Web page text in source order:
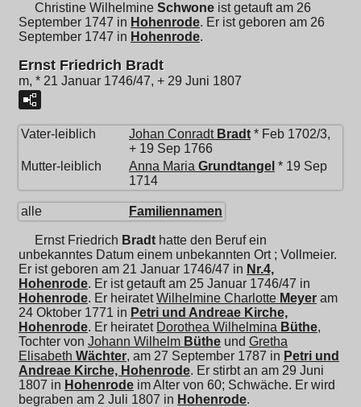
Christine Wilhelmine Schwone ist getauft am 26
September 1747 in Hohenrode. Er ist geboren am 26
September 1747 in Hohenrode.
Ernst Friedrich Bradt
m, * 21 Januar 1746/47, + 29 Juni 1807
Vater-leiblich Johan Conradt Bradt * Feb 1702/3,
+ 19 Sep 1766
Mutter-leiblich
Anna Maria Grundtangel * 19 Sep
1714
alle Familiennamen
Ernst Friedrich Bradt hatte den Beruf ein
unbekanntes Datum einem unbekannten Ort ; Vollmeier.
Er ist geboren am 21 Januar 1746/47 in Nr.4,
Hohenrode. Er ist getauft am 25 Januar 1746/47 in
Hohenrode. Er heiratetWilhelmine Charlotte Meyer am
24 Oktober 1771 in Petri und Andreae Kirche,
Hohenrode. Er heiratet Dorothea Wilhelmina Büthe,
Tochter von Johann Wilhelm Büthe und Gretha
Elisabeth Wächter, am 27 September 1787 in Petri und
Andreae Kirche, Hohenrode. Er stirbt an am 29 Juni
1807 in Hohenrode im Alter von 60; Schwäche. Er wird
begraben am 2 Juli 1807 in Hohenrode.